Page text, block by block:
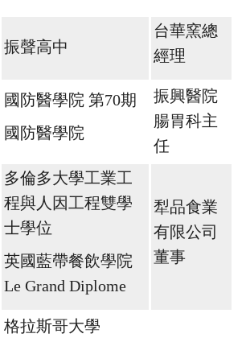
振聲高中
台華窯總
經理
國防醫學院 第70期
國防醫學院
振興醫院
腸胃科主
任
多倫多大學工業工
程與人因工程雙學
士學位
英國藍帶餐飲學院
Le Grand Diplome
犁品食業
有限公司
董事
格拉斯哥大學